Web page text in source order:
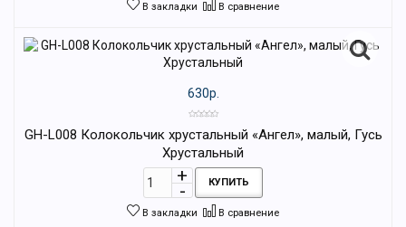
В закладки В сравнение
630р.
GH-L008 Колокольчик хрустальный «Ангел», малый, Гусь
Хрустальный
КУПИТЬ
В закладки В сравнение